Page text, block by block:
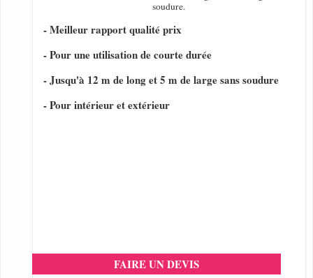
soudure.
- Meilleur rapport qualité prix
- Pour une utilisation de courte durée
- Jusqu'à 12 m de long et 5 m de large sans soudure
- Pour intérieur et extérieur
FAIRE UN DEVIS